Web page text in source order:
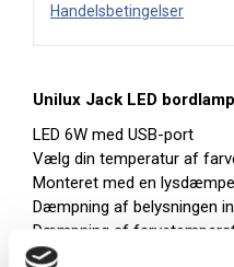
Handelsbetingelser
Unilux Jack LED
LED 6W med USB-port
Vælg din temperatur af
Monteret med en
Dæmpning af belysningen
Dæmpning af
3500 K - 4000 k (kold)